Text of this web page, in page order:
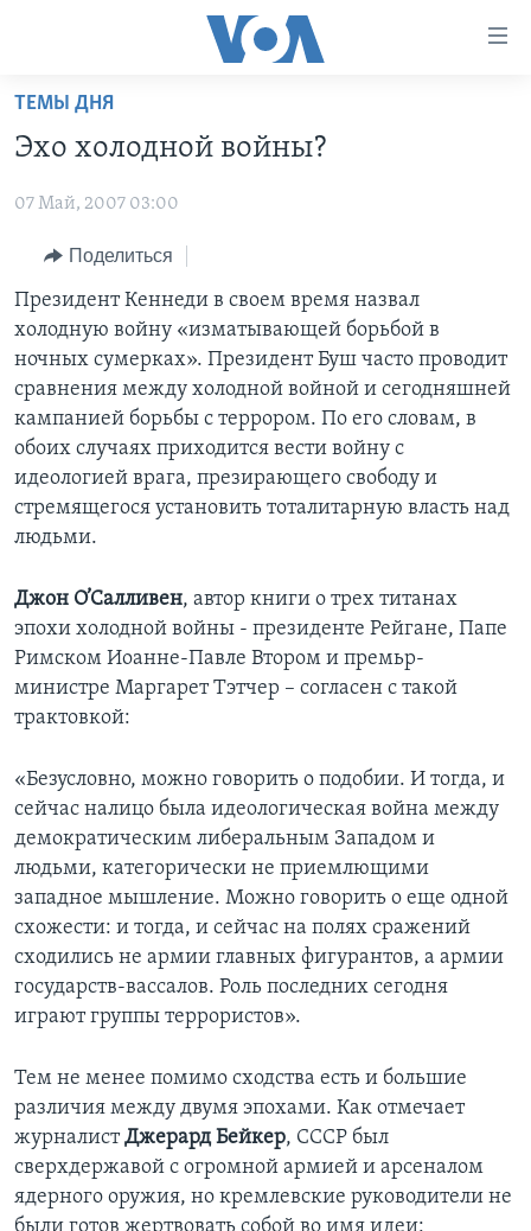
Перейти
основной
Перейти
навигации
Перейти
поиск
ПРОГРАММЫ
АМЕРИКА
НОВОСТИ ЗА МИНУТУ
ИТОГИ
ПОЧЕМУ ЭТО ВАЖНО?
ДИСКУССИЯ VOA
ДЕТАЛИ
НЬЮ-ЙОРК NEW YORK
АМЕРИКА. БОЛЬШОЕ ПУТЕШЕСТВИЕ
ПРОЕКТЫ
УЧИМ АНГЛИЙСКИЙ
НАША АМЕРИКАНСКАЯ ИСТОРИЯ
А КАК В АМЕРИКЕ?
АРТЕФАКТЫ
АМЕРИКАНСКИЕ ГОРОДКИ
ЭКСПЕРТИЗА
ИНТЕРВЬЮ
ФАКТЫ ПРОТИВ ФЕЙКОВ
ЗА СВОБОДУ ПРЕССЫ
УЧИМ АНГЛИЙСКИЙ
ВИДЕО
ПОДПИСКА НА НОВОСТИ
СОЦИАЛЬНЫЕ СЕТИ
ТЕМЫ ДНЯ
Эхо холодной войны?
07 Май, 2007 03:00
Поделиться
Президент Кеннеди в своем время назвал
холодную войну «изматывающей борьбой в
ночных сумерках». Президент Буш часто проводит
сравнения между холодной войной и сегодняшней
кампанией борьбы с террором. По его словам, в
обоих случаях приходится вести войну с
идеологией врага, презирающего свободу и
стремящегося установить тоталитарную власть над
людьми.
Джон О’Салливен, автор книги о трех титанах
эпохи холодной войны - президенте Рейгане, Папе
Римском Иоанне-Павле Втором и премьр-
министре Маргарет Тэтчер – согласен с такой
трактовкой:
«Безусловно, можно говорить о подобии. И тогда, и
сейчас налицо была идеологическая война между
демократическим либеральным Западом и
людьми, категорически не приемлющими
западное мышление. Можно говорить о еще одной
схожести: и тогда, и сейчас на полях сражений
сходились не армии главных фигурантов, а армии
государств-вассалов. Роль последних сегодня
играют группы террористов».
Тем не менее помимо сходства есть и большие
различия между двумя эпохами. Как отмечает
журналистДжерард Бейкер, СССР был
сверхдержавой с огромной армией и арсеналом
ядерного оружия, но кремлевские руководители не